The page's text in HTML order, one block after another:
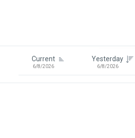
Current
6/8/2026
Yesterday
6/8/2026